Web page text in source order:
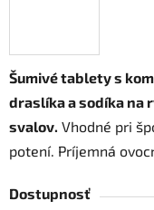
Šumivé tablety s
draslíka a sodíka na
svalov. Vhodné pri
potení. Príjemná
Dostupnosť